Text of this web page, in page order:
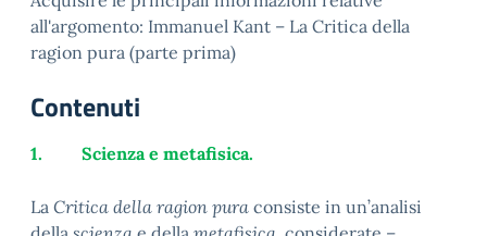
all'argomento: Immanuel Kant – La Critica della
ragion pura (parte prima)
Contenuti
1. Scienza e metafisica.
La Critica della ragion pura consiste in un’analisi